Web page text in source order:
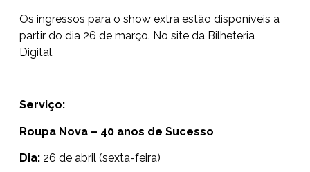
Os ingressos para o show extra estão disponíveis a
partir do dia 26 de março. No site da Bilheteria
Digital.
Serviço:
Roupa Nova – 40 anos de Sucesso
Dia: 26 de abril (sexta-feira)